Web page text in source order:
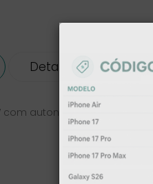
Detalhes de produto
com autonomia até 14 horas.